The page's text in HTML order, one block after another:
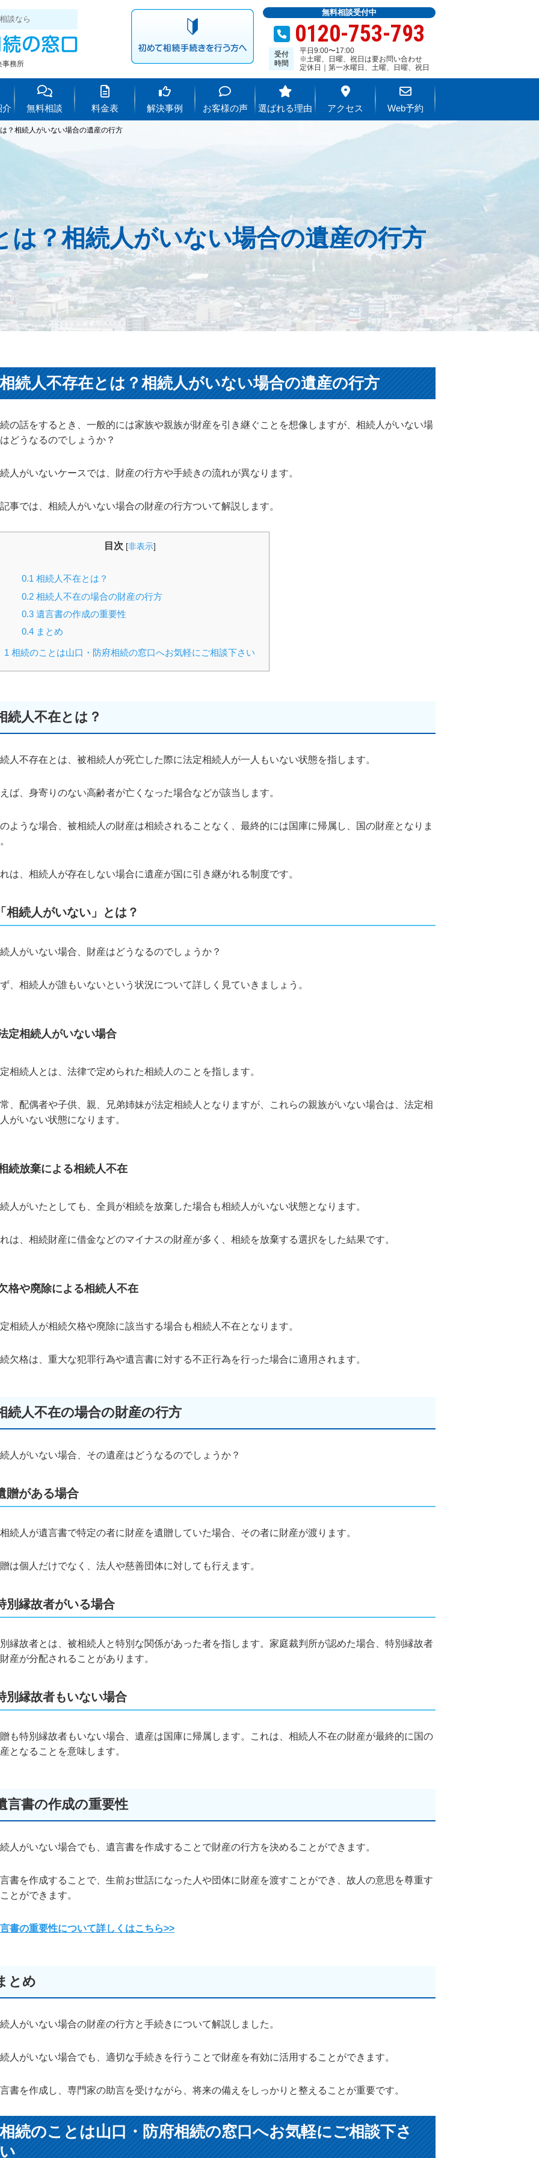
談なら
事務所
無料相談受付中
0120-753-793
受付
時間
平日9:00〜17:00
※土曜、日曜、祝日は要お問い合わせ
定休日｜第一水曜日、土曜、日曜、祝日
介 無料相談 料金表 解決事例 お客様の声 選ばれる理由 アクセス Web予約
？相続人がいない場合の遺産の行方
は？相続人がいない場合の遺産の行方
続人不存在とは？相続人がいない場合の遺産の行方
の話をするとき、一般的には家族や親族が財産を引き継ぐことを想像しますが、相続人がいない場
どうなるのでしょうか？
人がいないケースでは、財産の行方や手続きの流れが異なります。
事では、相続人がいない場合の財産の行方ついて解説します。
目次 [非表示]
0.1 相続人不在とは？
0.2 相続人不在の場合の財産の行方
0.3 遺言書の作成の重要性
0.4 まとめ
1 相続のことは山口・防府相続の窓口へお気軽にご相談下さい
続人不在とは？
人不存在とは、被相続人が死亡した際に法定相続人が一人もいない状態を指します。
ば、身寄りのない高齢者が亡くなった場合などが該当します。
ような場合、被相続人の財産は相続されることなく、最終的には国庫に帰属し、国の財産となりま
は、相続人が存在しない場合に遺産が国に引き継がれる制度です。
相続人がいない」とは？
人がいない場合、財産はどうなるのでしょうか？
、相続人が誰もいないという状況について詳しく見ていきましょう。
定相続人がいない場合
相続人とは、法律で定められた相続人のことを指します。
、配偶者や子供、親、兄弟姉妹が法定相続人となりますが、これらの親族がいない場合は、法定相
がいない状態になります。
続放棄による相続人不在
人がいたとしても、全員が相続を放棄した場合も相続人がいない状態となります。
は、相続財産に借金などのマイナスの財産が多く、相続を放棄する選択をした結果です。
格や廃除による相続人不在
相続人が相続欠格や廃除に該当する場合も相続人不在となります。
欠格は、重大な犯罪行為や遺言書に対する不正行為を行った場合に適用されます。
続人不在の場合の財産の行方
人がいない場合、その遺産はどうなるのでしょうか？
贈がある場合
続人が遺言書で特定の者に財産を遺贈していた場合、その者に財産が渡ります。
は個人だけでなく、法人や慈善団体に対しても行えます。
別縁故者がいる場合
縁故者とは、被相続人と特別な関係があった者を指します。家庭裁判所が認めた場合、特別縁故者
産が分配されることがあります。
別縁故者もいない場合
も特別縁故者もいない場合、遺産は国庫に帰属します。これは、相続人不在の財産が最終的に国の
となることを意味します。
言書の作成の重要性
人がいない場合でも、遺言書を作成することで財産の行方を決めることができます。
書を作成することで、生前お世話になった人や団体に財産を渡すことができ、故人の意思を尊重す
とができます。
書の重要性について詳しくはこちら>>
とめ
人がいない場合の財産の行方と手続きについて解説しました。
人がいない場合でも、適切な手続きを行うことで財産を有効に活用することができます。
書を作成し、専門家の助言を受けながら、将来の備えをしっかりと整えることが重要です。
続のことは山口・防府相続の窓口へお気軽にご相談下さ